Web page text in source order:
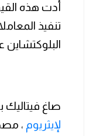
أدت هذه
تنفيذ
صاغ
لإيثريوم ،